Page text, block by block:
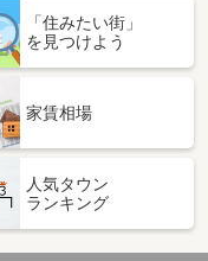
「住みたい街」
を見つけよう
家賃相場
人気タウン
ランキング